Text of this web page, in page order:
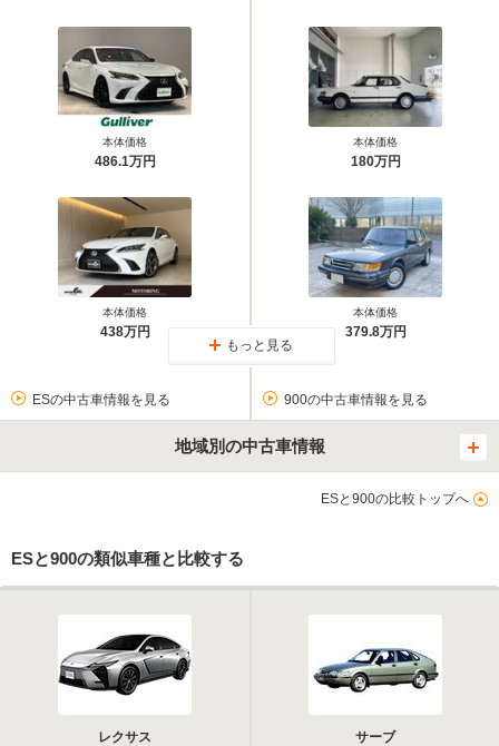
本体価格
486.1万円
本体価格
438万円
本体価格
180万円
本体価格
379.8万円
もっと見る
ESの中古車情報を見る 900の中古車情報を見る
地域別の中古車情報
ESと900の比較トップへ
ESと900の類似車種と比較する
レクサス
サーブ